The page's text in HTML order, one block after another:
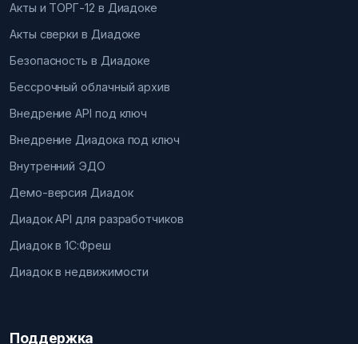
Акты и ТОРГ-12 в Диадоке
Акты сверки в Диадоке
Безопасность в Диадоке
Бессрочный облачный архив
Внедрение API под ключ
Внедрение Диадока под ключ
Внутренний ЭДО
Демо-версия Диадок
Диадок API для разработчиков
Диадок в 1С:Фреш
Диадок в недвижимости
Поддержка